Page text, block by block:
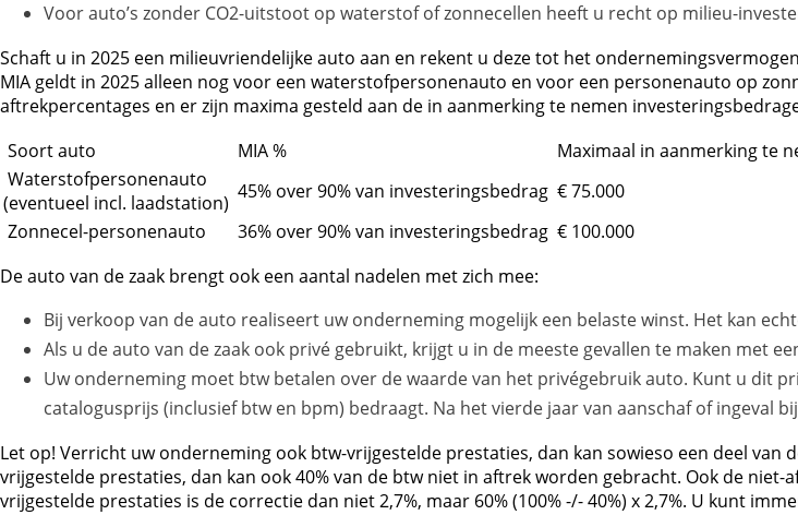
Voor auto’s zonder CO2-uitstoot op waterstof of zonnecellen heeft u recht op milieu-
Schaft u in 2025 een milieuvriendelijke auto aan en rekent u deze tot het
MIA geldt in 2025 alleen nog voor een waterstofpersonenauto en voor een personenauto op
aftrekpercentages en er zijn maxima gesteld aan de in aanmerking te nemen
Soort auto
MIA %
Maximaal in aanmerking te
Waterstofpersonenauto
(eventueel incl. laadstation) 45% over 90% van investeringsbedrag € 75.000
Zonnecel-personenauto
36% over 90% van investeringsbedrag € 100.000
De auto van de zaak brengt ook een aantal nadelen met zich mee:
Bij verkoop van de auto realiseert uw onderneming mogelijk een belaste winst. Het kan
Als u de auto van de zaak ook privé gebruikt, krijgt u in de meeste gevallen te maken met
Uw onderneming moet btw betalen over de waarde van het privégebruik auto. Kunt u dit
catalogusprijs (inclusief btw en bpm) bedraagt. Na het vierde jaar van aanschaf of ingeval
Let op! Verricht uw onderneming ook btw-vrijgestelde prestaties, dan kan sowieso een deel
vrijgestelde prestaties, dan kan ook 40% van de btw niet in aftrek worden gebracht. Ook de
vrijgestelde prestaties is de correctie dan niet 2,7%, maar 60% (100% -/- 40%) x 2,7%. U kunt